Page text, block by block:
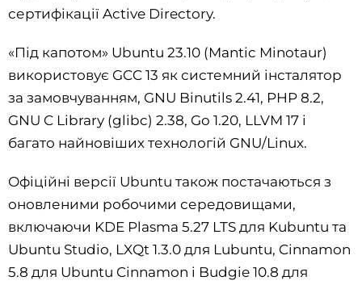
сертифікації Active Directory.
«Під капотом» Ubuntu 23.10 (Mantic Minotaur)
використовує GCC 13 як системний інсталятор
за замовчуванням, GNU Binutils 2.41, PHP 8.2,
GNU C Library (glibc) 2.38, Go 1.20, LLVM 17 і
багато найновіших технологій GNU/Linux.
Офіційні версії Ubuntu також постачаються з
оновленими робочими середовищами,
включаючи KDE Plasma 5.27 LTS для Kubuntu та
Ubuntu Studio, LXQt 1.3.0 для Lubuntu, Cinnamon
5.8 для Ubuntu Cinnamon і Budgie 10.8 для